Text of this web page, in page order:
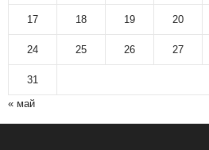
17 18 19 20
24 25 26 27
31
« май